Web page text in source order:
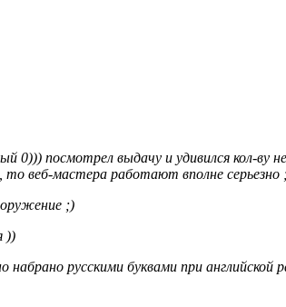
0))) посмотрел выдачу и удивился кол-ву
веб-мастера работают вполне серьезно
;)
))
русскими буквами при английской